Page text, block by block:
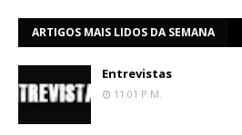
ARTIGOS MAIS LIDOS DA SEMANA
Entrevistas
11:01 P.m.